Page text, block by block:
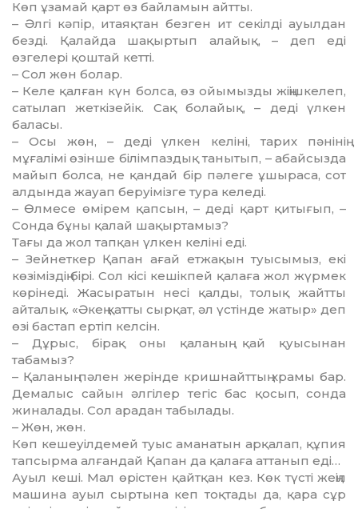
Көп ұзамай қарт өз байламын айтты.
– Әлгі кәпір, итаяқтан безген ит секілді ауылдан
безді. Қалайда шақыртып алайық, – деп еді
өзгелері қоштай кетті.
– Сол жөн болар.
– Келе қалған күн болса, өз ойымызды жіңішкелеп,
сатылап жеткізейік. Сақ болайық, – деді үлкен
баласы.
– Осы жөн, – деді үлкен келіні, тарих пәнінің
мұғалімі өзінше білімпаздық танытып, – абайсызда
майып болса, не қандай бір пәлеге ұшыраса, сот
алдында жауап беруімізге тура келеді.
– Өлмесе өмірем қапсын, – деді қарт қитығып, –
Сонда бұны қалай шақыртамыз?
Тағы да жол тапқан үлкен келіні еді.
– Зейнеткер Қапан ағай етжақын туысымыз, екі
көзіміздің бірі. Сол кісі кешікпей қалаға жол жүрмек
көрінеді. Жасыратын несі қалды, толық жайтты
айталық. «Әкең қатты сырқат, әл үстінде жатыр» деп
өзі бастап ертіп келсін.
– Дұрыс, бірақ оны қаланың қай қуысынан
табамыз?
– Қаланың пәлен жерінде кришнайттың храмы бар.
Демалыс сайын әлгілер тегіс бас қосып, сонда
жиналады. Сол арадан табылады.
– Жөн, жөн.
Көп кешеуілдемей туыс аманатын арқалап, құпия
тапсырма алғандай Қапан да қалаға аттанып еді…
Ауыл кеші. Мал өрістен қайтқан кез. Көк түсті жеңіл
машина ауыл сыртына кеп тоқтады да, қара сұр